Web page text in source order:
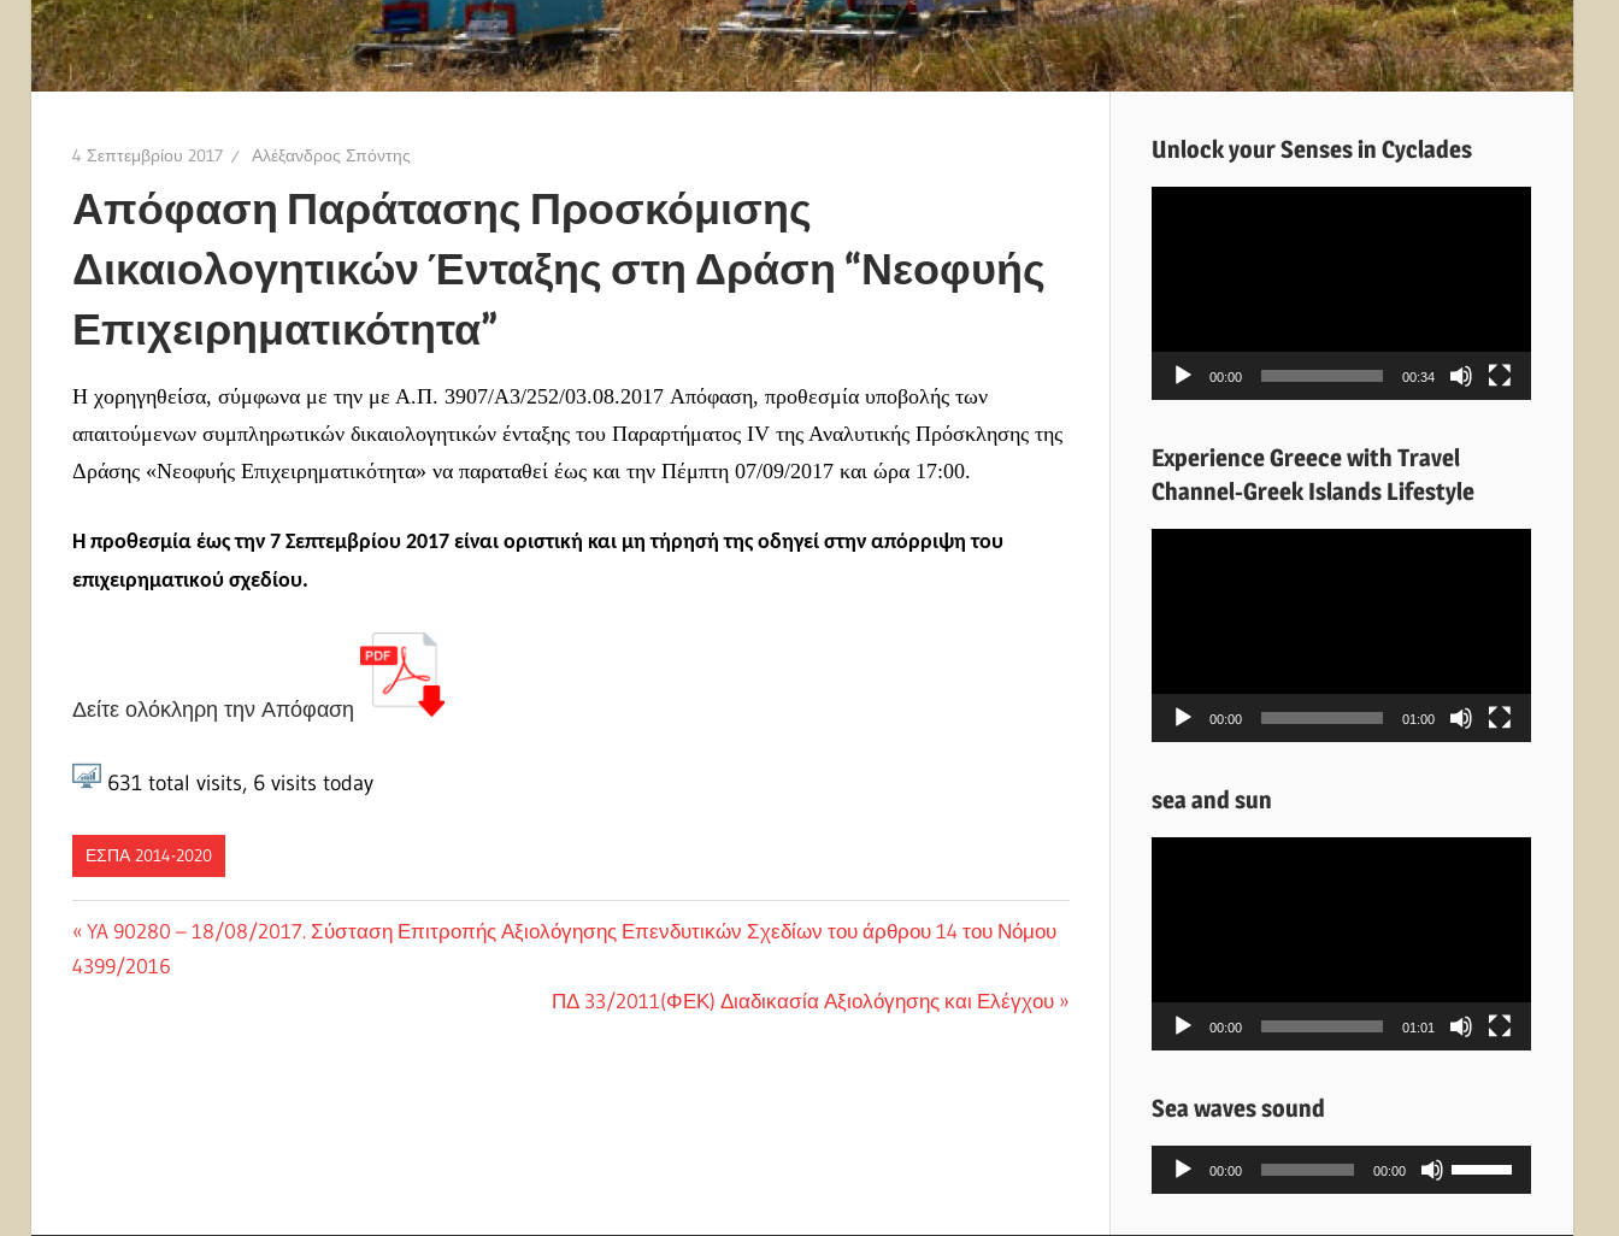
4 Σεπτεμβρίου 2017 Αλέξανδρος Σπόντης
Απόφαση Παράτασης Προσκόμισης
Δικαιολογητικών Ένταξης στη Δράση “Νεοφυής
Επιχειρηματικότητα”
Η χορηγηθείσα, σύμφωνα με την με Α.Π. 3907/A3/252/03.08.2017 Απόφαση, προθεσμία υποβολής των
απαιτούμενων συμπληρωτικών δικαιολογητικών ένταξης του Παραρτήματος IV της Αναλυτικής Πρόσκλησης της
Δράσης «Νεοφυής Επιχειρηματικότητα» να παραταθεί έως και την Πέμπτη 07/09/2017 και ώρα 17:00.
Η προθεσμία έως την 7 Σεπτεμβρίου 2017 είναι οριστική και μη τήρησή της οδηγεί στην απόρριψη του
επιχειρηματικού σχεδίου.
Δείτε ολόκληρη την Απόφαση
631 total visits, 6 visits today
ΕΣΠΑ 2014-2020
Πλοήγηση
άρθρων
Previous
Post:
YA 90280 – 18/08/2017. Σύσταση Επιτροπής Αξιολόγησης Επενδυτικών Σχεδίων του άρθρου 14 του Νόμου
4399/2016
Next
ΠΔ 33/2011(ΦΕΚ) Διαδικασία Αξιολόγησης και Ελέγχου
Unlock your Senses in Cyclades
00:00 00:34
Experience Greece with Travel
Channel-Greek Islands Lifestyle
00:00 01:00
sea and sun
00:00 01:01
Sea waves sound
Πρόγραμμα
Αναπαραγωγής
00:00 00:00
Χρησιμοποιείστε
τα